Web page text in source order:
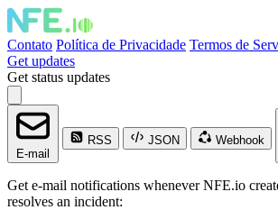
Contato Política de Privacidade Termos de
Get updates
Get status updates
E-mail
RSS JSON
Webhook
Get e-mail notifications whenever NFE.io
resolves an incident: